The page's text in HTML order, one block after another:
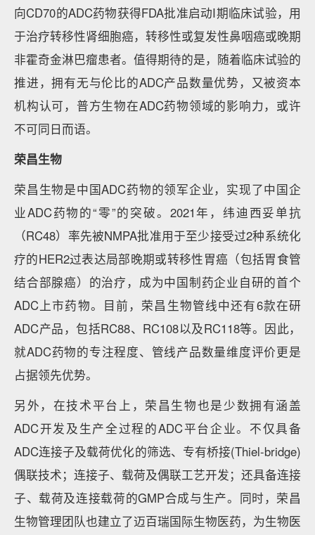
向CD70的ADC药物获得FDA批准启动I期临床试验，用
于治疗转移性肾细胞癌，转移性或复发性鼻咽癌或晚期
非霍奇金淋巴瘤患者。值得期待的是，随着临床试验的
推进，拥有无与伦比的ADC产品数量优势，又被资本
机构认可，普方生物在ADC药物领域的影响力，或许
不可同日而语。
荣昌生物
荣昌生物是中国ADC药物的领军企业，实现了中国企
业ADC药物的“零”的突破。2021年，纬迪西妥单抗
（RC48）率先被NMPA批准用于至少接受过2种系统化
疗的HER2过表达局部晚期或转移性胃癌（包括胃食管
结合部腺癌）的治疗，成为中国制药企业自研的首个
ADC上市药物。目前，荣昌生物管线中还有6款在研
ADC产品，包括RC88、RC108以及RC118等。因此，
就ADC药物的专注程度、管线产品数量维度评价更是
占据领先优势。
另外，在技术平台上，荣昌生物也是少数拥有涵盖
ADC开发及生产全过程的ADC平台企业。不仅具备
ADC连接子及载荷优化的筛选、专有桥接(Thiel-bridge)
偶联技术；连接子、载荷及偶联工艺开发；还具备连接
子、载荷及连接载荷的GMP合成与生产。同时，荣昌
生物管理团队也建立了迈百瑞国际生物医药，为生物医